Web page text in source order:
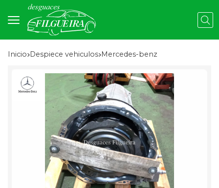
Inicio despiece vehiculos mercedes-benz